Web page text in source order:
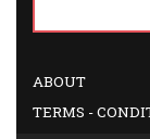
ABOUT
TERMS -